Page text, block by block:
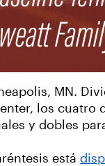
MN.
los
y dobles
está